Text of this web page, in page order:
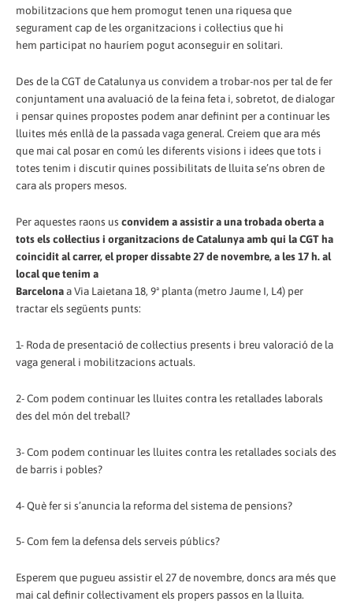
mobilitzacions que hem promogut tenen una riquesa que
segurament cap de les organitzacions i col·lectius que hi
hem participat no hauríem pogut aconseguir en solitari.
Des de la CGT de Catalunya us convidem a trobar-nos per tal de fer
conjuntament una avaluació de la feina feta i, sobretot, de dialogar
i pensar quines propostes podem anar definint per a continuar les
lluites més enllà de la passada vaga general. Creiem que ara més
que mai cal posar en comú les diferents visions i idees que tots i
totes tenim i discutir quines possibilitats de lluita se’ns obren de
cara als propers mesos.
Per aquestes raons us convidem a assistir a una trobada oberta a
tots els col·lectius i organitzacions de Catalunya amb qui la CGT ha
coincidit al carrer, el proper dissabte 27 de novembre, a les 17 h. al
local que tenim a
Barcelonaa Via Laietana 18, 9ª planta (metro Jaume I, L4) per
tractar els següents punts:
1- Roda de presentació de col·lectius presents i breu valoració de la
vaga general i mobilitzacions actuals.
2- Com podem continuar les lluites contra les retallades laborals
des del món del treball?
3- Com podem continuar les lluites contra les retallades socials des
de barris i pobles?
4- Què fer si s’anuncia la reforma del sistema de pensions?
5- Com fem la defensa dels serveis públics?
Esperem que pugueu assistir el 27 de novembre, doncs ara més que
mai cal definir col·lectivament els propers passos en la lluita.